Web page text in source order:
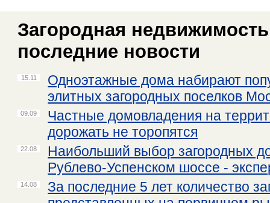
Загородная
последние новости
15.11
Одноэтажные дома набирают
элитных загородных поселков
09.09
Частные домовладения на
дорожать не торопятся
22.08
Наибольший выбор загородных
Рублево-Успенском шоссе -
14.08
За последние 5 лет количество